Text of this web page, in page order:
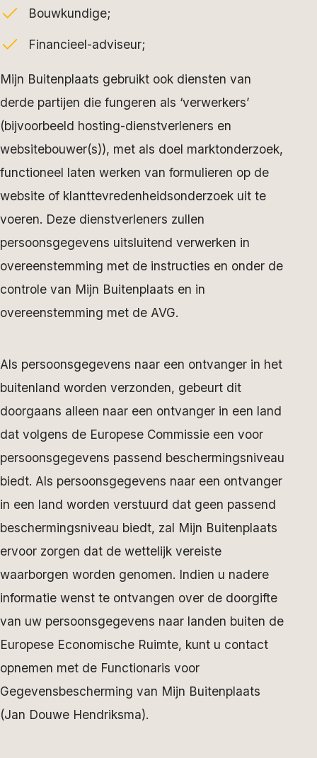
Bouwkundige;
Financieel-adviseur;
Mijn Buitenplaats gebruikt ook diensten van
derde partijen die fungeren als ‘verwerkers’
(bijvoorbeeld hosting-dienstverleners en
websitebouwer(s)), met als doel marktonderzoek,
functioneel laten werken van formulieren op de
website of klanttevredenheidsonderzoek uit te
voeren. Deze dienstverleners zullen
persoonsgegevens uitsluitend verwerken in
overeenstemming met de instructies en onder de
controle van Mijn Buitenplaats en in
overeenstemming met de AVG.
Als persoonsgegevens naar een ontvanger in het
buitenland worden verzonden, gebeurt dit
doorgaans alleen naar een ontvanger in een land
dat volgens de Europese Commissie een voor
persoonsgegevens passend beschermingsniveau
biedt. Als persoonsgegevens naar een ontvanger
in een land worden verstuurd dat geen passend
beschermingsniveau biedt, zal Mijn Buitenplaats
ervoor zorgen dat de wettelijk vereiste
waarborgen worden genomen. Indien u nadere
informatie wenst te ontvangen over de doorgifte
van uw persoonsgegevens naar landen buiten de
Europese Economische Ruimte, kunt u contact
opnemen met de Functionaris voor
Gegevensbescherming van Mijn Buitenplaats
(Jan Douwe Hendriksma).